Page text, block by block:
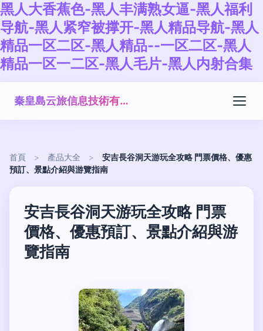
黑人大香蕉色-黑人丰满熟女逼-黑人福利
导航-黑人紧窄被撑开-黑人精品导航-黑人
精品一区二区-黑人精品--一区二区-黑人
精品一区一二区-黑人毛片-黑人内射合集
秦皇島云旅信息技術有限公司
首頁 > 產品大全 >
安吉長谷洞天游玩全攻略 門票價格、優惠
預訂、景點介紹與游覽指南
安吉長谷洞天游玩全攻略 門票
價格、優惠預訂、景點介紹與游
覽指南